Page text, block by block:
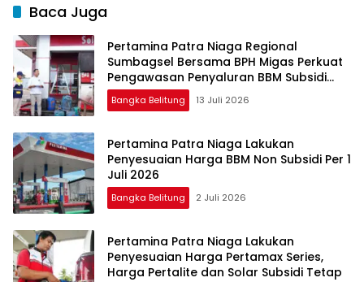
Baca Juga
Pertamina Patra Niaga Regional
Sumbagsel Bersama BPH Migas Perkuat
Pengawasan Penyaluran BBM Subsidi
bagi Nelayan melalui Aplikasi XSTAR
Bangka Belitung 13 Juli 2026
Pertamina Patra Niaga Lakukan
Penyesuaian Harga BBM Non Subsidi Per 1
Juli 2026
Bangka Belitung 2 Juli 2026
Pertamina Patra Niaga Lakukan
Penyesuaian Harga Pertamax Series,
Harga Pertalite dan Solar Subsidi Tetap